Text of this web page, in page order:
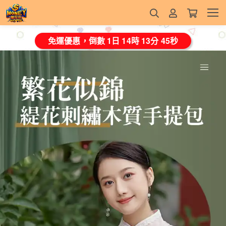
免運優惠，倒數 1日 14時 13分 43秒